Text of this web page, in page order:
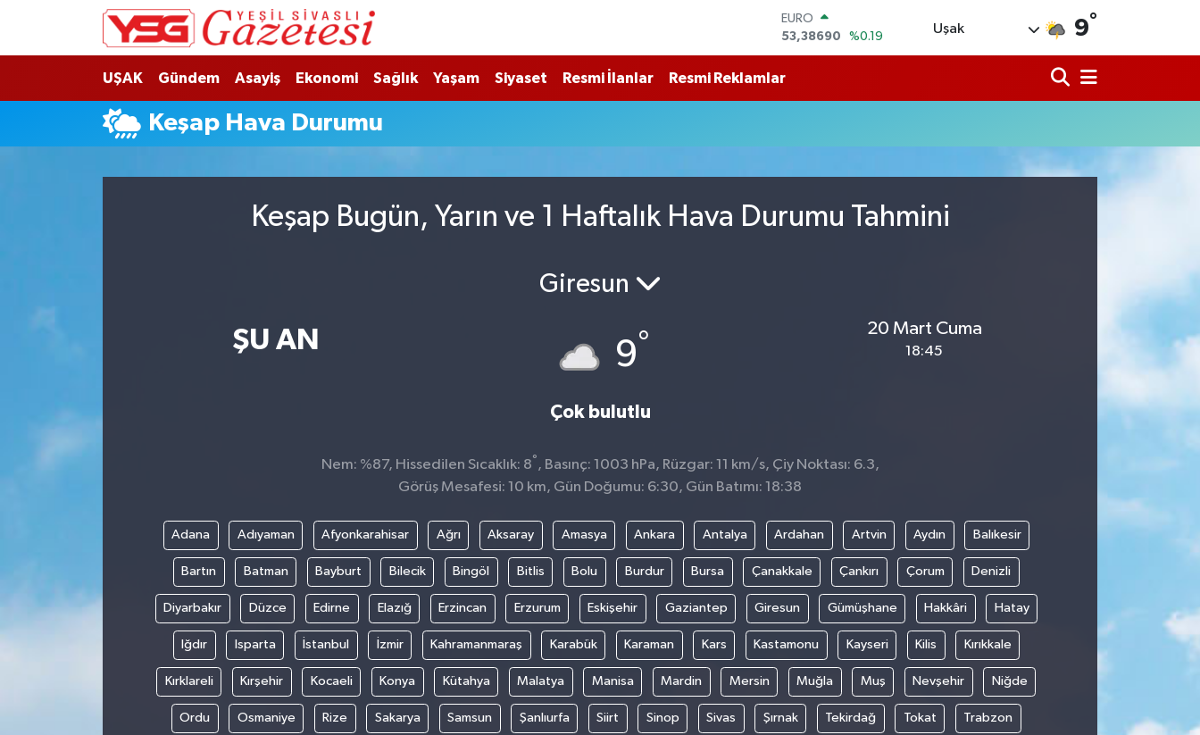
STERLİN
61,60380
%0.18
G.ALTIN
6862,09000
Uşak 9°
UŞAK Gündem Asayiş Ekonomi Sağlık Yaşam Siyaset Resmi İlanlar Resmi Reklamlar
Keşap Hava Durumu
Keşap Bugün, Yarın ve 1 Haftalık Hava Durumu Tahmini
ŞU AN
Giresun
9°
Çok bulutlu
20 Mart Cuma
18:45
Nem: %87, Hissedilen Sıcaklık: 8° , Basınç: 1003 hPa, Rüzgar: 11 km/s, Çiy Noktası: 6.3,
Görüş Mesafesi: 10 km, Gün Doğumu: 6:30, Gün Batımı: 18:38
Adana Adıyaman Afyonkarahisar Ağrı Aksaray Amasya Ankara Antalya Ardahan Artvin Aydın Balıkesir
Bartın Batman Bayburt Bilecik Bingöl Bitlis Bolu Burdur Bursa Çanakkale Çankırı Çorum Denizli
Diyarbakır Düzce Edirne Elazığ Erzincan Erzurum Eskişehir Gaziantep Giresun Gümüşhane Hakkâri Hatay
Iğdır Isparta İstanbul İzmir Kahramanmaraş Karabük Karaman Kars Kastamonu Kayseri Kilis Kırıkkale
Kırklareli Kırşehir Kocaeli Konya Kütahya Malatya Manisa Mardin Mersin Muğla Muş Nevşehir Niğde
Ordu Osmaniye Rize Sakarya Samsun Şanlıurfa Siirt Sinop Sivas Şırnak Tekirdağ Tokat Trabzon
Hava Durumu